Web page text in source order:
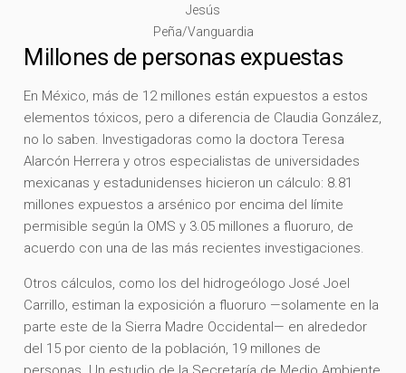
Jesús
Peña/Vanguardia
Millones de personas expuestas
En México, más de 12 millones están expuestos a estos
elementos tóxicos, pero a diferencia de Claudia González,
no lo saben. Investigadoras como la doctora Teresa
Alarcón Herrera y otros especialistas de universidades
mexicanas y estadunidenses hicieron un cálculo: 8.81
millones expuestos a arsénico por encima del límite
permisible según la OMS y 3.05 millones a fluoruro, de
acuerdo con una de las más recientes investigaciones.
Otros cálculos, como los del hidrogeólogo José Joel
Carrillo, estiman la exposición a fluoruro —solamente en la
parte este de la Sierra Madre Occidental— en alrededor
del 15 por ciento de la población, 19 millones de